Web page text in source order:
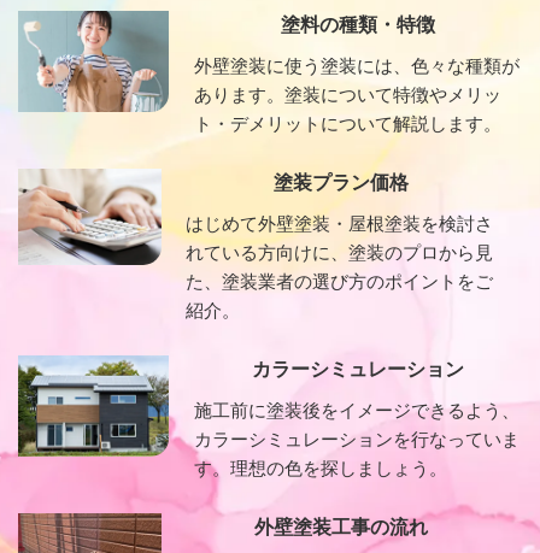
塗料の種類・特徴
外壁塗装に使う塗装には、色々な種類が
あります。塗装について特徴やメリッ
ト・デメリットについて解説します。
塗装プラン価格
はじめて外壁塗装・屋根塗装を検討さ
れている方向けに、塗装のプロから見
た、塗装業者の選び方のポイントをご
紹介。
カラーシミュレーション
施工前に塗装後をイメージできるよう、
カラーシミュレーションを行なっていま
す。理想の色を探しましょう。
外壁塗装工事の流れ